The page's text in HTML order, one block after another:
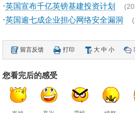
·英国宣布千亿英镑基建投资计划
·英国逾七成企业担心网络安全漏洞
留言反馈 打印 大 中 小
您看完后的感受